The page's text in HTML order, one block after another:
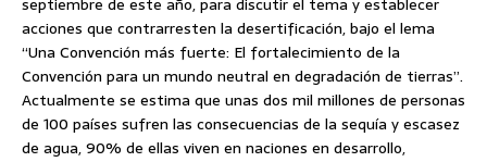
acciones que contrarresten la desertificación,bajo el lema
“Una Convención más fuerte: El fortalecimiento de la
Convención para un mundo neutral en degradación de tierras”.
Actualmente se estima que unas dos mil millones de personas
de 100 países sufren las consecuencias de la sequía y escasez
de agua, 90% de ellas viven en naciones en desarrollo,